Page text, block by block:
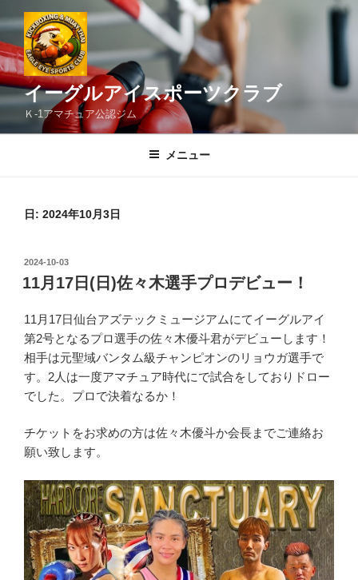
ン
テ
ン
ツ
へ
ス
イーグルアイスポーツクラブ
Ｋ-1アマチュア公認ジム
メニュー
日: 2024年10月3日
投
稿
日:
2024-10-03
11月17日(日)佐々木選手プロデビュー！
11月17日仙台アズテックミュージアムにてイーグルアイ
第2号となるプロ選手の佐々木優斗君がデビューします！
相手は元聖域バンタム級チャンピオンのリョウガ選手で
す。2人は一度アマチュア時代にで試合をしておりドロー
でした。プロで決着なるか！
チケットをお求めの方は佐々木優斗か会長までご連絡お
願い致します。